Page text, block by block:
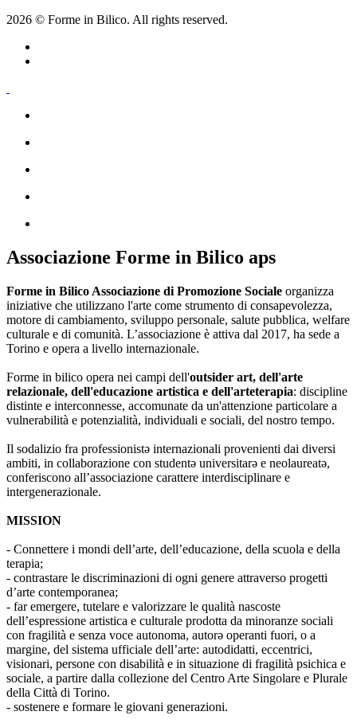
2026 © Forme in Bilico. All rights reserved.
Associazione Forme in Bilico aps
Forme in Bilico Associazione di Promozione Sociale organizza
iniziative che utilizzano l'arte come strumento di consapevolezza,
motore di cambiamento, sviluppo personale, salute pubblica, welfare
culturale e di comunità. L’associazione è attiva dal 2017, ha sede a
Torino e opera a livello internazionale.
Forme in bilico opera nei campi dell'outsider art, dell'arte
relazionale, dell'educazione artistica e dell'arteterapia: discipline
distinte e interconnesse, accomunate da un'attenzione particolare a
vulnerabilità e potenzialità, individuali e sociali, del nostro tempo.
Il sodalizio fra professionistə internazionali provenienti dai diversi
ambiti, in collaborazione con studentə universitarə e neolaureatə,
conferiscono all’associazione carattere interdisciplinare e
intergenerazionale.
MISSION
- Connettere i mondi dell’arte, dell’educazione, della scuola e della
terapia;
- contrastare le discriminazioni di ogni genere attraverso progetti
d’arte contemporanea;
- far emergere, tutelare e valorizzare le qualità nascoste
dell’espressione artistica e culturale prodotta da minoranze sociali
con fragilità e senza voce autonoma, autorə operanti fuori, o a
margine, del sistema ufficiale dell’arte: autodidatti, eccentrici,
visionari, persone con disabilità e in situazione di fragilità psichica e
sociale, a partire dalla collezione del Centro Arte Singolare e Plurale
della Città di Torino.
- sostenere e formare le giovani generazioni.